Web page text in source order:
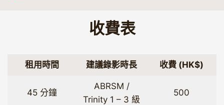
​收費表
租用時間 建議錄影時長 收費 (HK$)
45 分鐘
ABRSM /
Trinity 1 – 3 級
500